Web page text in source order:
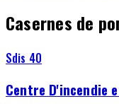
Casernes de
Sdis 40
Centre D'incendie